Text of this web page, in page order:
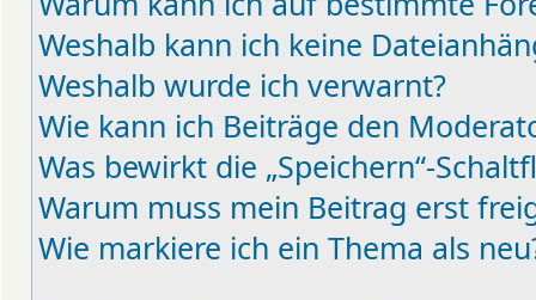
Weshalb kann ich keine
Weshalb wurde ich verwarnt?
Wie kann ich Beiträge den
Was bewirkt die „Speichern“-
Warum muss mein Beitrag erst
Wie markiere ich ein Thema als